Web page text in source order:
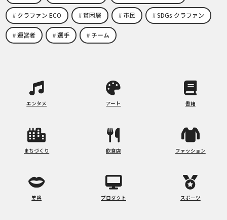
クラファン ECO 貧困層 市民 SDGs クラファン
運営者 選手 チーム
エンタメ アート 書籍
まちづくり 飲食店 ファッション
美容 プロダクト スポーツ